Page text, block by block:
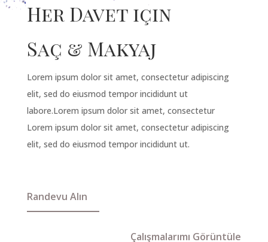
Her Davet için
Saç & Makyaj
Lorem ipsum dolor sit amet, consectetur adipiscing
elit, sed do eiusmod tempor incididunt ut
labore.Lorem ipsum dolor sit amet, consectetur
Lorem ipsum dolor sit amet, consectetur adipiscing
elit, sed do eiusmod tempor incididunt ut.
Randevu Alın
Çalışmalarımı Görüntüle